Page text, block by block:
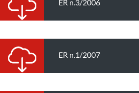
ER n.3/2006
ER n.1/2007